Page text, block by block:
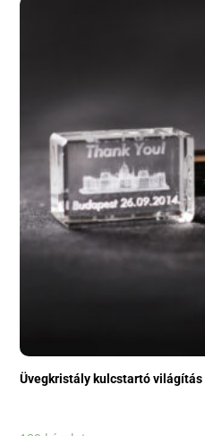
Üvegkristály kulcstartó